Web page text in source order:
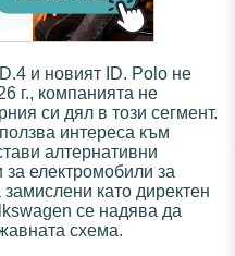
и новият ID. Polo не
г., компанията не
си дял в този сегмент.
интереса към
алтернативни
електромобили за
като директен
се надява да
схема.